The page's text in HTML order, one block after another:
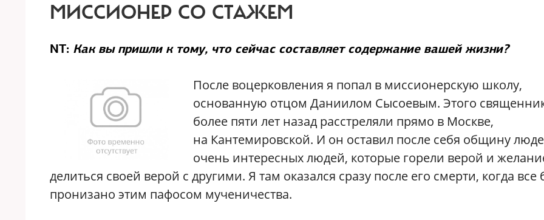
МИССИОНЕР СО СТАЖЕМ
NT: Как вы пришли к тому, что сейчас составляет содержание вашей жизни?
После воцерковления я попал в миссионерскую школу,
основанную отцом Даниилом Сысоевым. Этого
более пяти лет назад расстреляли прямо в Москве,
на Кантемировской. И он оставил после себя общину
очень интересных людей, которые горели верой и
делиться своей верой с другими. Я там оказался сразу после его смерти, когда все
пронизано этим пафосом мученичества.